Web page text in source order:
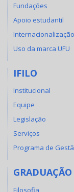
Fundações
Apoio estudantil
Internacionalização
Uso da marca UFU
IFILO
Institucional
Equipe
Legislação
Serviços
Programa de
GRADUAÇÃO
Filosofia